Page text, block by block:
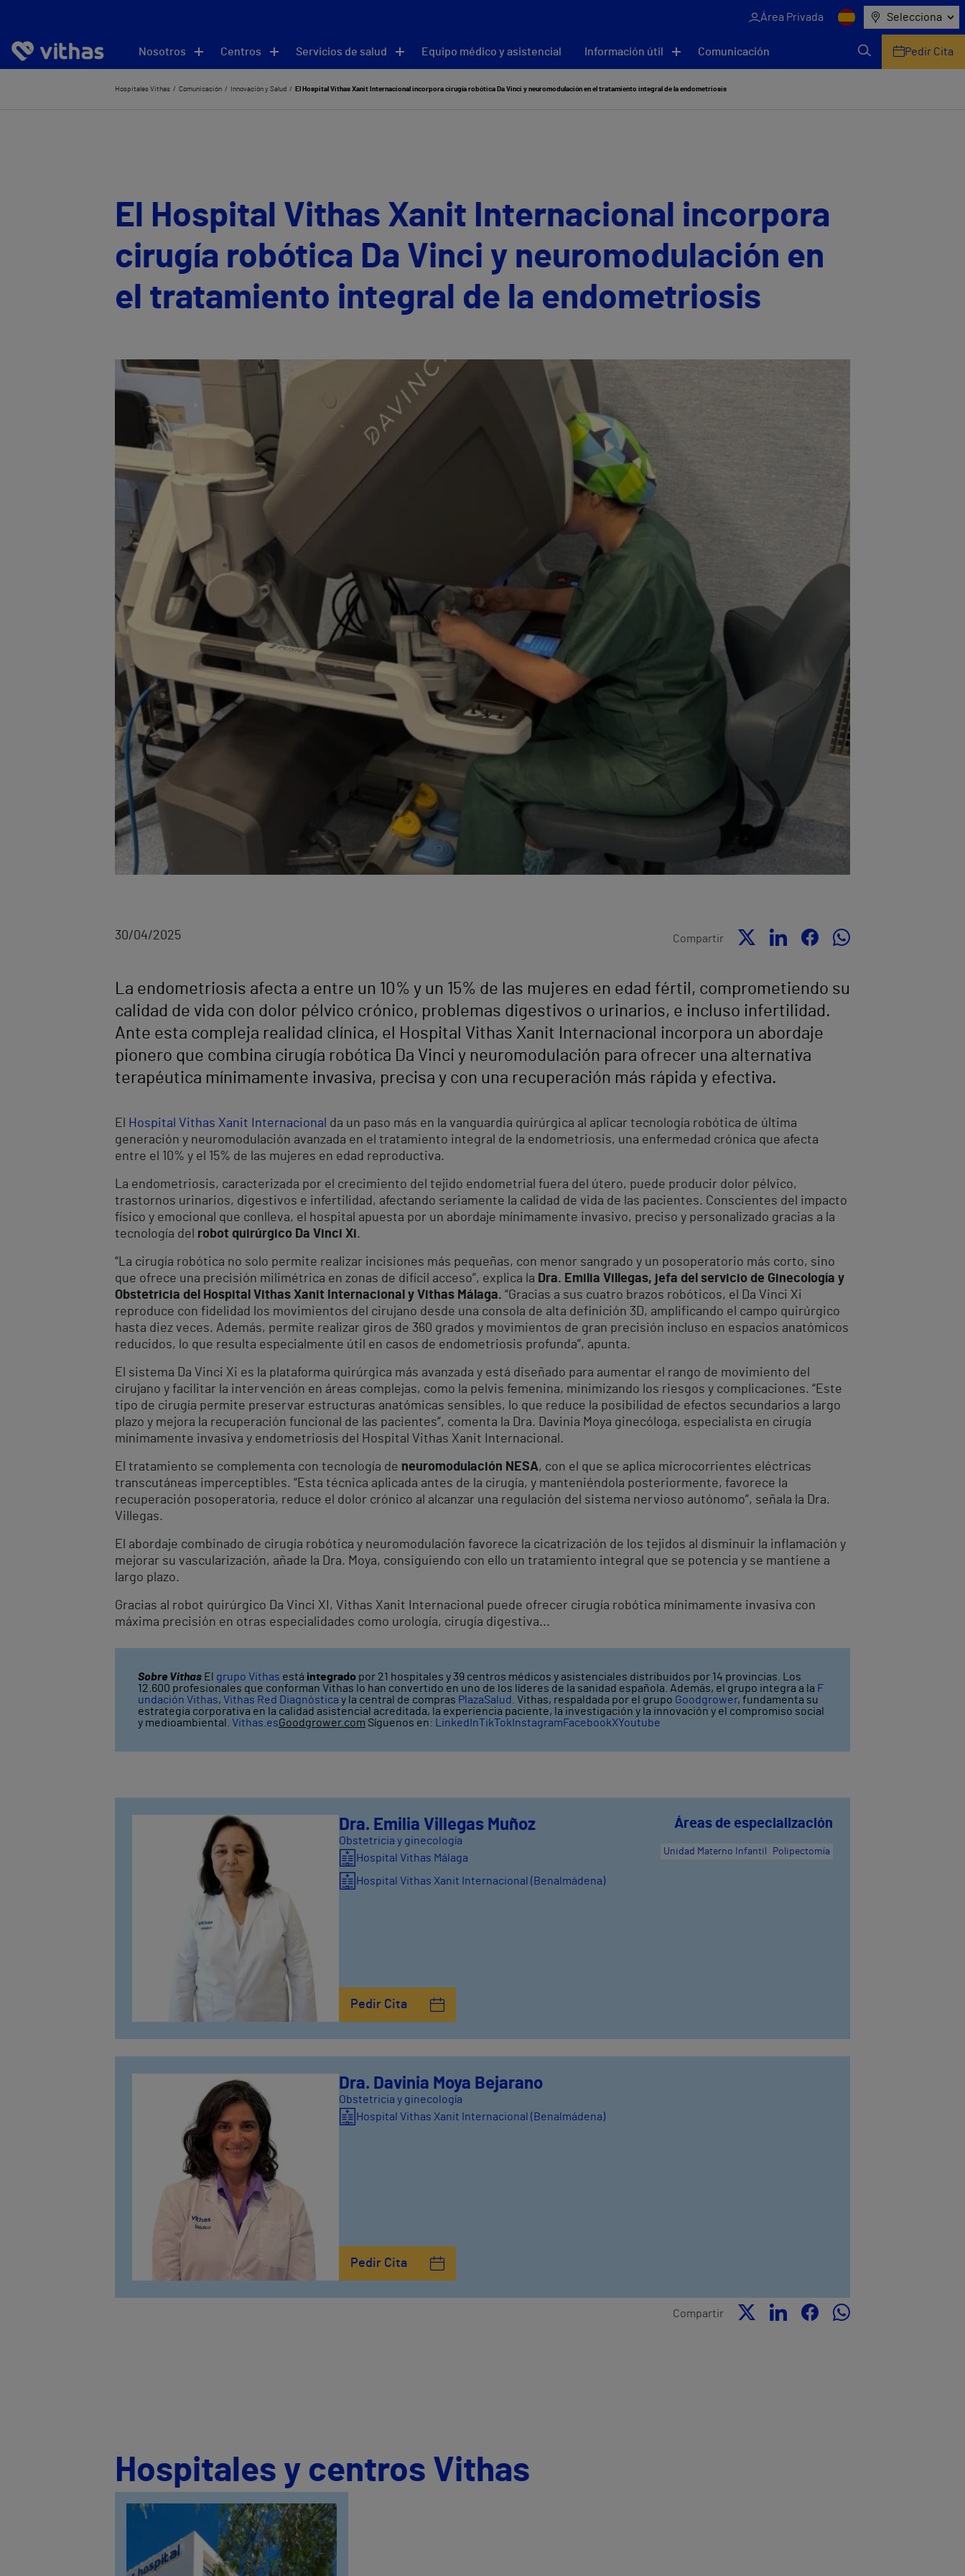
Área Privada Selecciona
Nosotros Centros Servicios de salud Equipo médico y asistencial Información útil Comunicación Pedir Cita
Hospitales Vithas Comunicación Innovación y Salud El Hospital Vithas Xanit Internacional incorpora cirugía robótica Da Vinci y neuromodulación en el tratamiento integral de la endometriosis
El Hospital Vithas Xanit Internacional incorpora
cirugía robótica Da Vinci y neuromodulación en
el tratamiento integral de la endometriosis
30/04/2025 Compartir
La endometriosis afecta a entre un 10% y un 15% de las mujeres en edad fértil, comprometiendo su
calidad de vida con dolor pélvico crónico, problemas digestivos o urinarios, e incluso infertilidad.
Ante esta compleja realidad clínica, el Hospital Vithas Xanit Internacional incorpora un abordaje
pionero que combina cirugía robótica Da Vinci y neuromodulación para ofrecer una alternativa
terapéutica mínimamente invasiva, precisa y con una recuperación más rápida y efectiva.
El Hospital Vithas Xanit Internacional da un paso más en la vanguardia quirúrgica al aplicar tecnología robótica de última
generación y neuromodulación avanzada en el tratamiento integral de la endometriosis, una enfermedad crónica que afecta
entre el 10% y el 15% de las mujeres en edad reproductiva.
La endometriosis, caracterizada por el crecimiento del tejido endometrial fuera del útero, puede producir dolor pélvico,
trastornos urinarios, digestivos e infertilidad, afectando seriamente la calidad de vida de las pacientes. Conscientes del impacto
físico y emocional que conlleva, el hospital apuesta por un abordaje mínimamente invasivo, preciso y personalizado gracias a la
tecnología del robot quirúrgico Da Vinci Xi .
“La cirugía robótica no solo permite realizar incisiones más pequeñas, con menor sangrado y un posoperatorio más corto, sino
que ofrece una precisión milimétrica en zonas de difícil acceso”, explica la Dra. Emilia Villegas, jefa del servicio de Ginecología y
Obstetricia del Hospital Vithas Xanit Internacional y Vithas Málaga. “Gracias a sus cuatro brazos robóticos, el Da Vinci Xi
reproduce con fidelidad los movimientos del cirujano desde una consola de alta definición 3D, amplificando el campo quirúrgico
hasta diez veces. Además, permite realizar giros de 360 grados y movimientos de gran precisión incluso en espacios anatómicos
reducidos, lo que resulta especialmente útil en casos de endometriosis profunda”, apunta.
El sistema Da Vinci Xi es la plataforma quirúrgica más avanzada y está diseñado para aumentar el rango de movimiento del
cirujano y facilitar la intervención en áreas complejas, como la pelvis femenina, minimizando los riesgos y complicaciones. “Este
tipo de cirugía permite preservar estructuras anatómicas sensibles, lo que reduce la posibilidad de efectos secundarios a largo
plazo y mejora la recuperación funcional de las pacientes”, comenta la Dra. Davinia Moya ginecóloga, especialista en cirugía
mínimamente invasiva y endometriosis del Hospital Vithas Xanit Internacional.
El tratamiento se complementa con tecnología de neuromodulación NESA, con el que se aplica microcorrientes eléctricas
transcutáneas imperceptibles. “Esta técnica aplicada antes de la cirugía, y manteniéndola posteriormente, favorece la
recuperación posoperatoria, reduce el dolor crónico al alcanzar una regulación del sistema nervioso autónomo”, señala la Dra.
Villegas.
El abordaje combinado de cirugía robótica y neuromodulación favorece la cicatrización de los tejidos al disminuir la inflamación y
mejorar su vascularización, añade la Dra. Moya, consiguiendo con ello un tratamiento integral que se potencia y se mantiene a
largo plazo.
Gracias al robot quirúrgico Da Vinci XI, Vithas Xanit Internacional puede ofrecer cirugía robótica mínimamente invasiva con
máxima precisión en otras especialidades como urología, cirugía digestiva...
Sobre Vithas El grupo Vithas está integrado por 21 hospitales y 39 centros médicos y asistenciales distribuidos por 14 provincias. Los
12.600 profesionales que conforman Vithas lo han convertido en uno de los líderes de la sanidad española. Además, el grupo integra a la F
undación Vithas, Vithas Red Diagnóstica y la central de compras PlazaSalud . Vithas, respaldada por el grupo Goodgrower, fundamenta su
estrategia corporativa en la calidad asistencial acreditada, la experiencia paciente, la investigación y la innovación y el compromiso social
y medioambiental. Vithas.esGoodgrower.com Síguenos en: LinkedInTikTok InstagramFacebookXYoutube
Dra. Emilia Villegas Muñoz
Obstetricia y ginecología
Hospital Vithas Málaga
Hospital Vithas Xanit Internacional (Benalmádena)
Pedir Cita
Áreas de especialización
Unidad Materno Infantil Polipectomía
Dra. Davinia Moya Bejarano
Obstetricia y ginecología
Hospital Vithas Xanit Internacional (Benalmádena)
Pedir Cita
Compartir
Hospitales y centros Vithas